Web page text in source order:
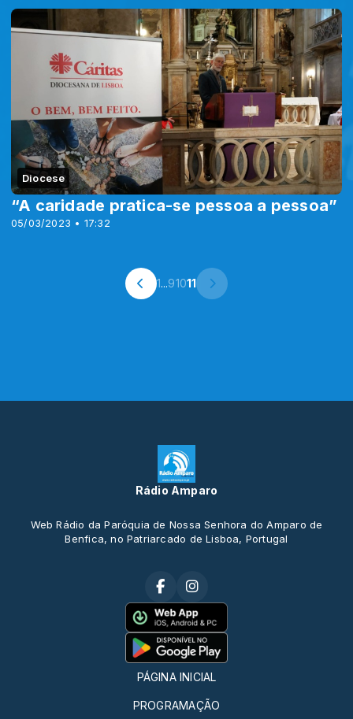
Diocese
05/03/2023 • 17:32
“A caridade pratica-se pessoa a pessoa”
1...91011
Rádio Amparo
Web Rádio da Paróquia de Nossa Senhora do Amparo de
Benfica, no Patriarcado de Lisboa, Portugal
PÁGINA INICIAL
PROGRAMAÇÃO